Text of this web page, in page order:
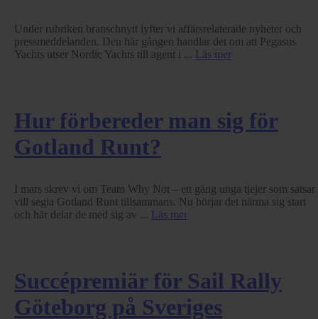
Under rubriken branschnytt lyfter vi affärsrelaterade nyheter och
pressmeddelanden. Den här gången handlar det om att Pegasus
Yachts utser Nordic Yachts till agent i ... Läs mer
Hur förbereder man sig för
Gotland Runt?
I mars skrev vi om Team Why Not – ett gäng unga tjejer som satsar
vill segla Gotland Runt tillsammans. Nu börjar det närma sig start
och här delar de med sig av ... Läs mer
Succépremiär för Sail Rally
Göteborg på Sveriges